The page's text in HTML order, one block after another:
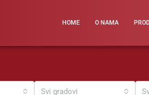
HOME O NAMA
Svi gradovi